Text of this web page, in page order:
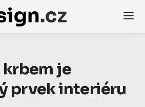
je
prvek interiéru